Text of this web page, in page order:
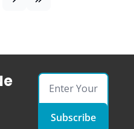
Subscribe